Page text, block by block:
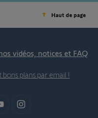
Haut de page
vidéos, notices et FAQ
bons plans par email !